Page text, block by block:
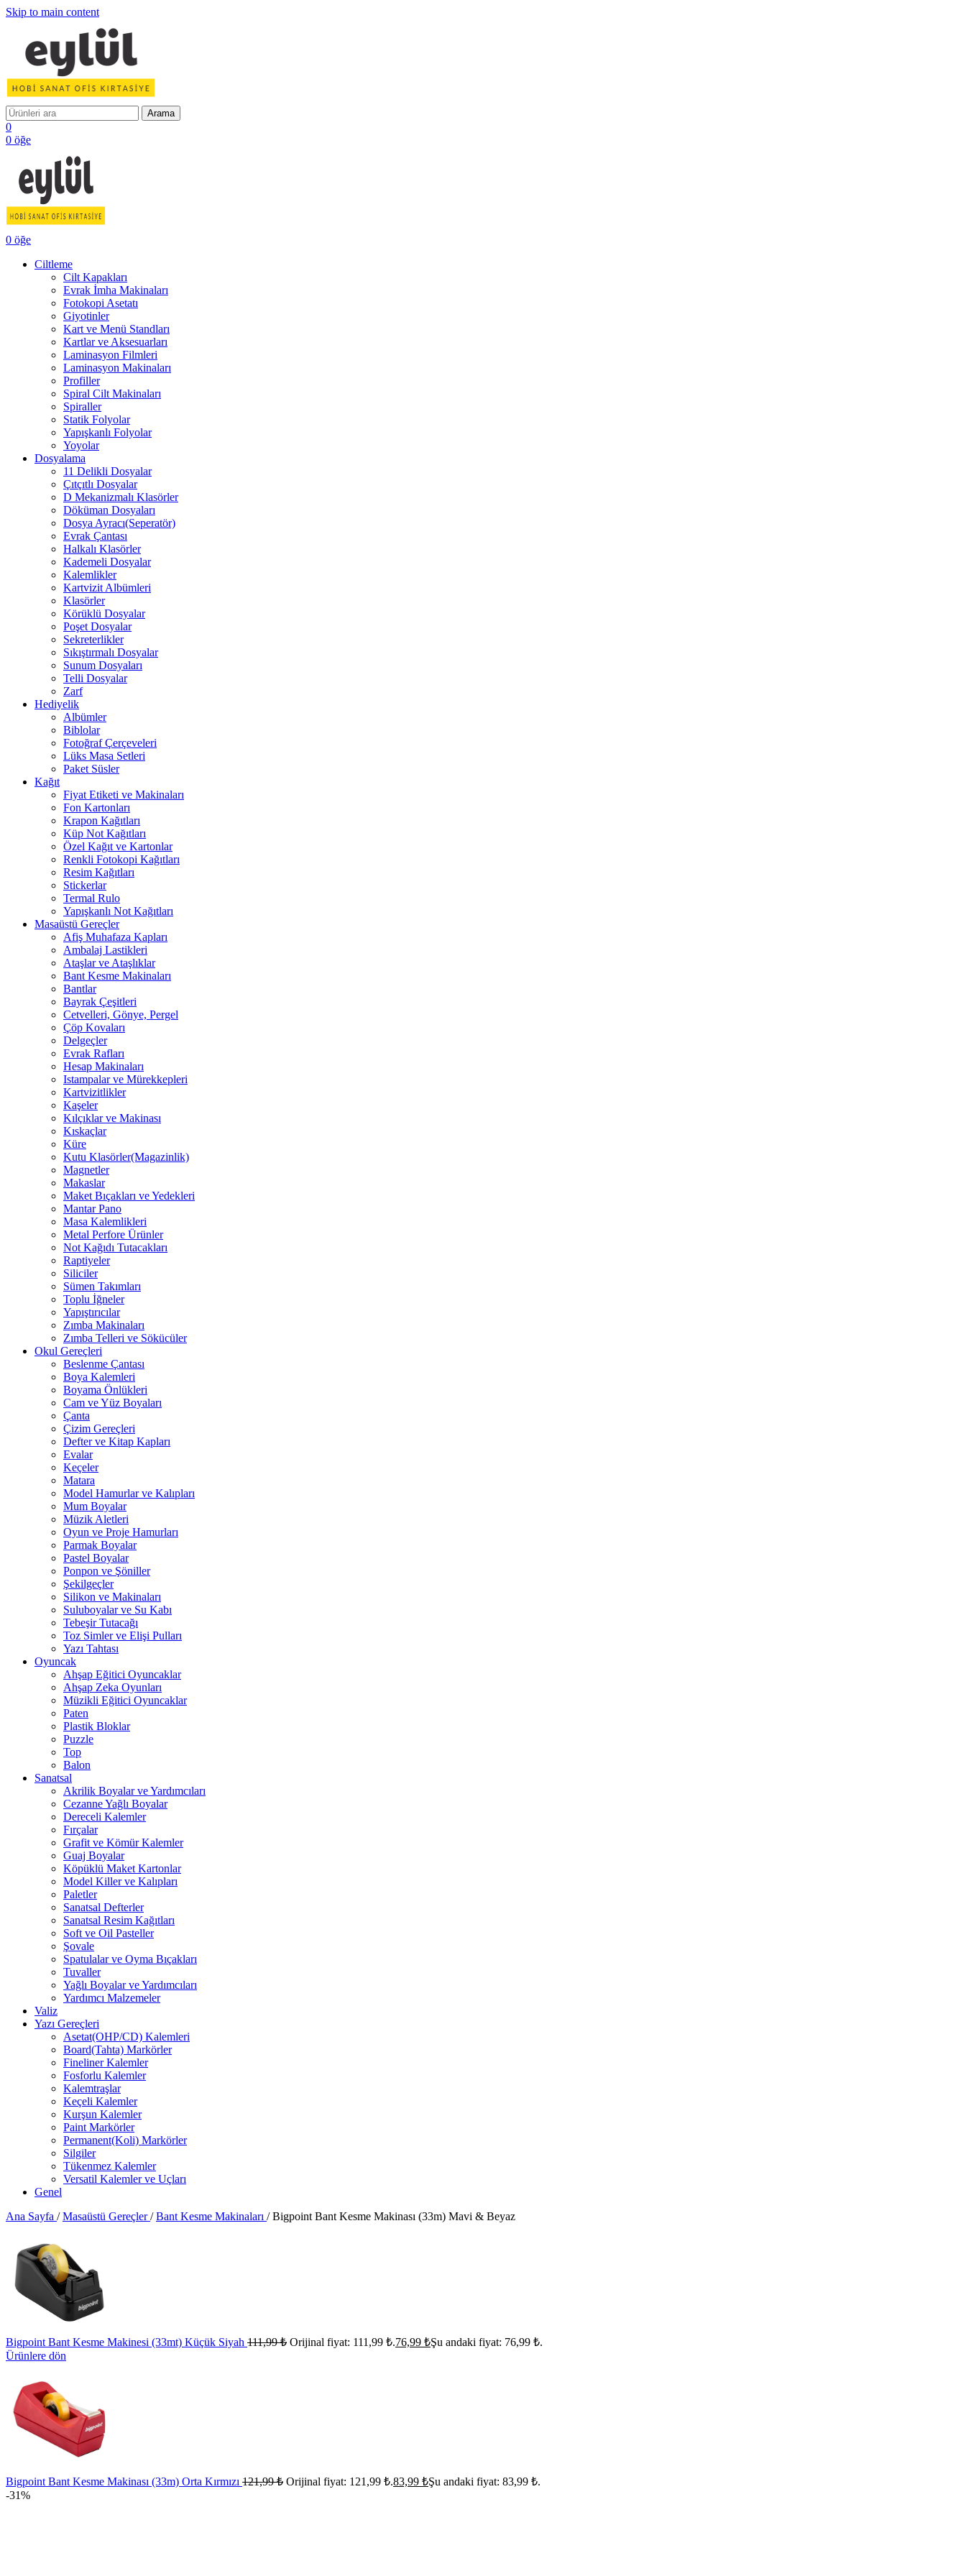
Skip to main content
Arama
0
0 öğe
0 öğe
Ciltleme
Cilt Kapakları
Evrak İmha Makinaları
Fotokopi Asetatı
Giyotinler
Kart ve Menü Standları
Kartlar ve Aksesuarları
Laminasyon Filmleri
Laminasyon Makinaları
Profiller
Spiral Cilt Makinaları
Spiraller
Statik Folyolar
Yapışkanlı Folyolar
Yoyolar
Dosyalama
11 Delikli Dosyalar
Çıtçıtlı Dosyalar
D Mekanizmalı Klasörler
Döküman Dosyaları
Dosya Ayracı(Seperatör)
Evrak Çantası
Halkalı Klasörler
Kademeli Dosyalar
Kalemlikler
Kartvizit Albümleri
Klasörler
Körüklü Dosyalar
Poşet Dosyalar
Sekreterlikler
Sıkıştırmalı Dosyalar
Sunum Dosyaları
Telli Dosyalar
Zarf
Hediyelik
Albümler
Biblolar
Fotoğraf Çerçeveleri
Lüks Masa Setleri
Paket Süsler
Kağıt
Fiyat Etiketi ve Makinaları
Fon Kartonları
Krapon Kağıtları
Küp Not Kağıtları
Özel Kağıt ve Kartonlar
Renkli Fotokopi Kağıtları
Resim Kağıtları
Stickerlar
Termal Rulo
Yapışkanlı Not Kağıtları
Masaüstü Gereçler
Afiş Muhafaza Kapları
Ambalaj Lastikleri
Ataşlar ve Ataşlıklar
Bant Kesme Makinaları
Bantlar
Bayrak Çeşitleri
Cetvelleri, Gönye, Pergel
Çöp Kovaları
Delgeçler
Evrak Rafları
Hesap Makinaları
Istampalar ve Mürekkepleri
Kartvizitlikler
Kaşeler
Kılçıklar ve Makinası
Kıskaçlar
Küre
Kutu Klasörler(Magazinlik)
Magnetler
Makaslar
Maket Bıçakları ve Yedekleri
Mantar Pano
Masa Kalemlikleri
Metal Perfore Ürünler
Not Kağıdı Tutacakları
Raptiyeler
Siliciler
Sümen Takımları
Toplu İğneler
Yapıştırıcılar
Zımba Makinaları
Zımba Telleri ve Sökücüler
Okul Gereçleri
Beslenme Çantası
Boya Kalemleri
Boyama Önlükleri
Cam ve Yüz Boyaları
Çanta
Çizim Gereçleri
Defter ve Kitap Kapları
Evalar
Keçeler
Matara
Model Hamurlar ve Kalıpları
Mum Boyalar
Müzik Aletleri
Oyun ve Proje Hamurları
Parmak Boyalar
Pastel Boyalar
Ponpon ve Şöniller
Şekilgeçler
Silikon ve Makinaları
Suluboyalar ve Su Kabı
Tebeşir Tutacağı
Toz Simler ve Elişi Pulları
Yazı Tahtası
Oyuncak
Ahşap Eğitici Oyuncaklar
Ahşap Zeka Oyunları
Müzikli Eğitici Oyuncaklar
Paten
Plastik Bloklar
Puzzle
Top
Balon
Sanatsal
Akrilik Boyalar ve Yardımcıları
Cezanne Yağlı Boyalar
Dereceli Kalemler
Fırçalar
Grafit ve Kömür Kalemler
Guaj Boyalar
Köpüklü Maket Kartonlar
Model Killer ve Kalıpları
Paletler
Sanatsal Defterler
Sanatsal Resim Kağıtları
Soft ve Oil Pasteller
Şovale
Spatulalar ve Oyma Bıçakları
Tuvaller
Yağlı Boyalar ve Yardımcıları
Yardımcı Malzemeler
Valiz
Yazı Gereçleri
Asetat(OHP/CD) Kalemleri
Board(Tahta) Markörler
Fineliner Kalemler
Fosforlu Kalemler
Kalemtraşlar
Keçeli Kalemler
Kurşun Kalemler
Paint Markörler
Permanent(Koli) Markörler
Silgiler
Tükenmez Kalemler
Versatil Kalemler ve Uçları
Genel
Ana Sayfa / Masaüstü Gereçler/ Bant Kesme Makinaları / Bigpoint Bant Kesme Makinası (33m) Mavi & Beyaz
Bigpoint Bant Kesme Makinesi (33mt) Küçük Siyah 111,99₺ Orijinal fiyat: 111,99 ₺.76,99 ₺Şu andaki fiyat: 76,99 ₺.
Ürünlere dön
Bigpoint Bant Kesme Makinası (33m) Orta Kırmızı 121,99₺ Orijinal fiyat: 121,99 ₺.83,99 ₺Şu andaki fiyat: 83,99 ₺.
-31%